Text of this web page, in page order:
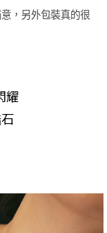
，另外包裝真的很
耀